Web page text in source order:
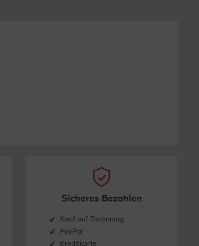
Sicheres Bezahlen
Kauf auf Rechnung
PayPal
Kreditkarte